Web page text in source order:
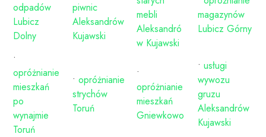
odpadów
Lubicz
Dolny
piwnic
Aleksandrów
Kujawski
mebli
Aleksandró
w Kujawski
magazynów
Lubicz Górny
•
opróżnianie
mieszkań
po
wynajmie
Toruń
• opróżnianie
strychów
Toruń
•
opróżnianie
mieszkań
Gniewkowo
• usługi
wywozu
gruzu
Aleksandrów
Kujawski